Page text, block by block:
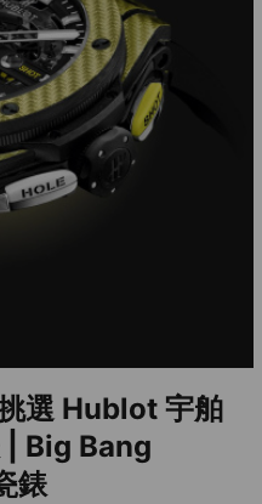
選 Hublot 宇舶
| Big Bang
錶